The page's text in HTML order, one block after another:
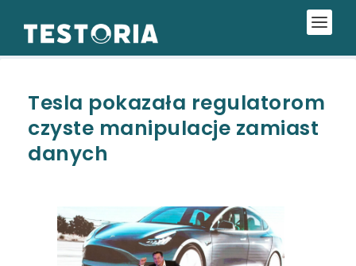
Tesla pokazała regulatorom
czyste manipulacje zamiast
danych